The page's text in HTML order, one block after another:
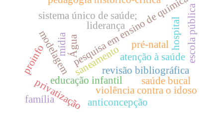
pesquisa em ensino de química
saneamento
sistema único de saúde;
educação infantil
revisão bibliográfica
modelagem
privatização
Água
mídia
proinfo escola pública
violência contra o idoso
atenção à saúde
anticoncepção
liderança hospital
saúde bucal
pré-natal
família